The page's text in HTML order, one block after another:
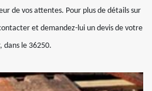
de vos attentes. Pour plus de détails sur
et demandez-lui un devis de votre
dans le 36250.